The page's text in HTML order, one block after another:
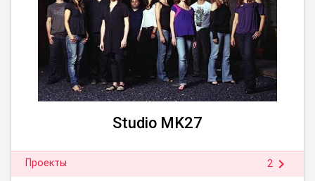
Studio MK27
Проекты 2 chevron_right